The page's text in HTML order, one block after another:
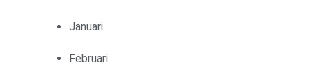
Januari
Februari